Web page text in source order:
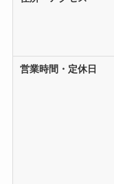
営業時間・定休日